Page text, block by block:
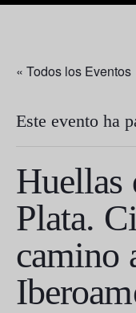
« Todos los Eventos
Este evento ha
Huellas
Plata.
camino